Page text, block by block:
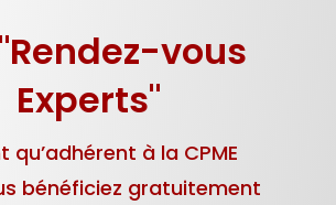
vous
Experts"
qu’adhérent à la CPME
bénéficiez gratuitement